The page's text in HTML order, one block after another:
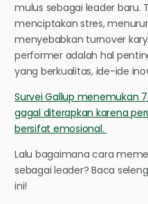
mulus sebagai leader baru.
menciptakan stres,
menyebabkan turnover
performer adalah hal
yang berkualitas, ide-ide
Survei Gallup menemukan
gagal diterapkan karena
bersifat emosional.
Lalu bagaimana cara
sebagai leader? Baca
ini!